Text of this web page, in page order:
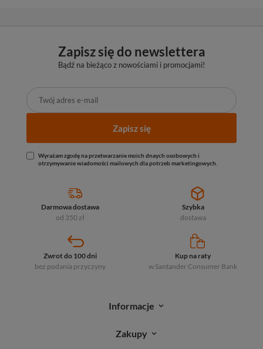
Zapisz się do newslettera
Bądź na bieżąco z nowościami i promocjami!
Zapisz się
Wyrażam zgodę na przetwarzanie moich dnaych osobowych i
otrzymywanie wiadomości mailowych dla potrzeb marketingowych.
Darmowa dostawa
od 350 zł
Szybka
dostawa
Zwrot do 100 dni
bez podania przyczyny
Kup na raty
w Santander Consumer Bank
Informacje
Zakupy